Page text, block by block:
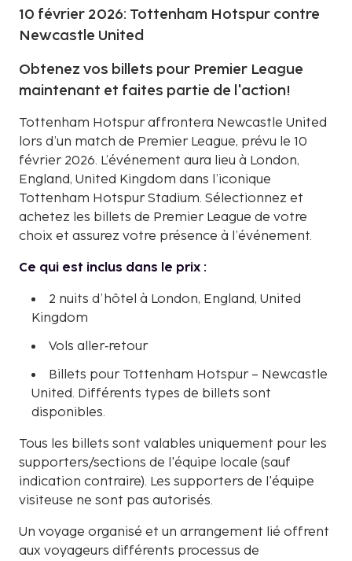
10 février 2026: Tottenham Hotspur contre
Newcastle United
Obtenez vos billets pour Premier League
maintenant et faites partie de l'action!
Tottenham Hotspur affrontera Newcastle United
lors d’un match de Premier League, prévu le 10
février 2026. L’événement aura lieu à London,
England, United Kingdom dans l’iconique
Tottenham Hotspur Stadium. Sélectionnez et
achetez les billets de Premier League de votre
choix et assurez votre présence à l’événement.
Ce qui est inclus dans le prix :
2 nuits d’hôtel à London, England, United
Kingdom
Vols aller‑retour
Billets pour Tottenham Hotspur – Newcastle
United. Différents types de billets sont
disponibles.
Tous les billets sont valables uniquement pour les
supporters/sections de l'équipe locale (sauf
indication contraire). Les supporters de l'équipe
visiteuse ne sont pas autorisés.
Un voyage organisé et un arrangement lié offrent
aux voyageurs différents processus de